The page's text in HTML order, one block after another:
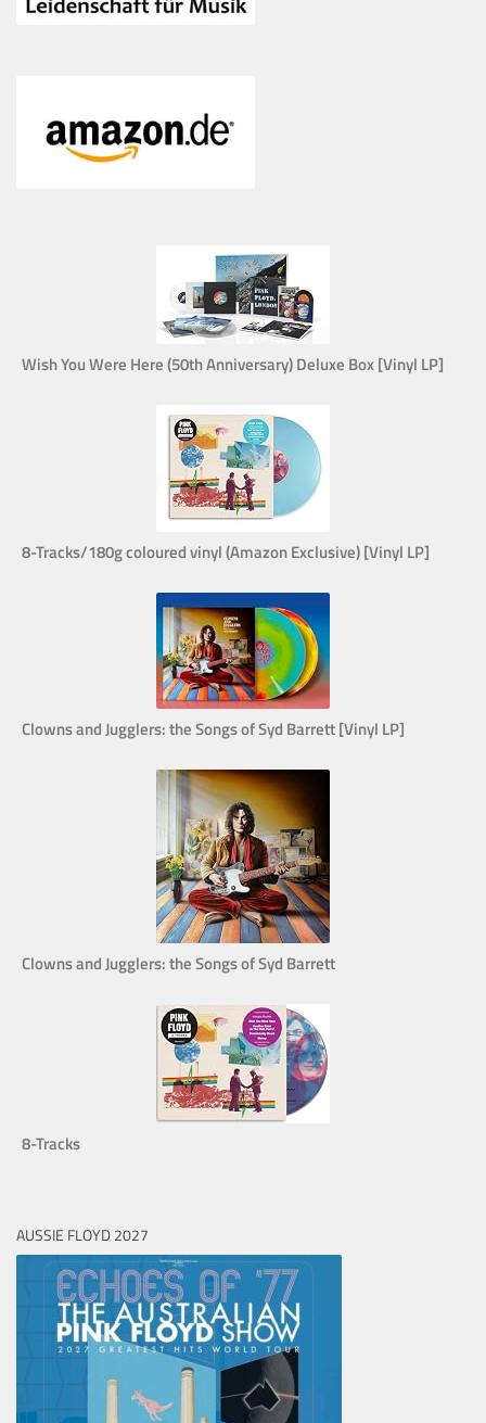
Wish You Were Here (50th Anniversary) Deluxe Box [Vinyl LP]
8-Tracks/180g coloured vinyl (Amazon Exclusive) [Vinyl LP]
Clowns and Jugglers: the Songs of Syd Barrett [Vinyl LP]
Clowns and Jugglers: the Songs of Syd Barrett
8-Tracks
AUSSIE FLOYD 2027